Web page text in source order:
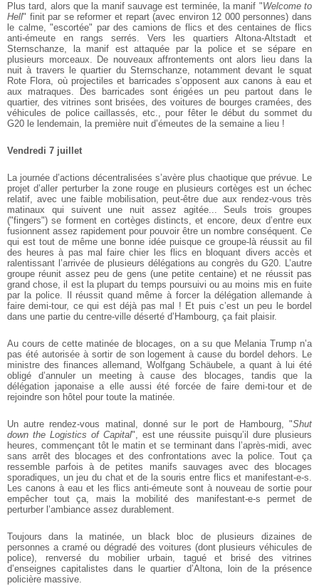
Plus tard, alors que la manif sauvage est terminée, la manif "Welcome to
Hell" finit par se reformer et repart (avec environ 12 000 personnes) dans
le calme, "escortée" par des camions de flics et des centaines de flics
anti-émeute en rangs serrés. Vers les quartiers Altona-Altstadt et
Sternschanze, la manif est attaquée par la police et se sépare en
plusieurs morceaux. De nouveaux affrontements ont alors lieu dans la
nuit à travers le quartier du Sternschanze, notamment devant le squat
Rote Flora, où projectiles et barricades s’opposent aux canons à eau et
aux matraques. Des barricades sont érigées un peu partout dans le
quartier, des vitrines sont brisées, des voitures de bourges cramées, des
véhicules de police caillassés, etc., pour fêter le début du sommet du
G20 le lendemain, la première nuit d’émeutes de la semaine a lieu !
Vendredi 7 juillet
La journée d’actions décentralisées s’avère plus chaotique que prévue. Le
projet d’aller perturber la zone rouge en plusieurs cortèges est un échec
relatif, avec une faible mobilisation, peut-être due aux rendez-vous très
matinaux qui suivent une nuit assez agitée... Seuls trois groupes
("fingers") se forment en cortèges distincts, et encore, deux d’entre eux
fusionnent assez rapidement pour pouvoir être un nombre conséquent. Ce
qui est tout de même une bonne idée puisque ce groupe-là réussit au fil
des heures à pas mal faire chier les flics en bloquant divers accès et
ralentissant l’arrivée de plusieurs délégations au congrès du G20. L’autre
groupe réunit assez peu de gens (une petite centaine) et ne réussit pas
grand chose, il est la plupart du temps poursuivi ou au moins mis en fuite
par la police. Il réussit quand même à forcer la délégation allemande à
faire demi-tour, ce qui est déjà pas mal ! Et puis c’est un peu le bordel
dans une partie du centre-ville déserté d’Hambourg, ça fait plaisir.
Au cours de cette matinée de blocages, on a su que Melania Trump n’a
pas été autorisée à sortir de son logement à cause du bordel dehors. Le
ministre des finances allemand, Wolfgang Schäubele, a quant à lui été
obligé d’annuler un meeting à cause des blocages, tandis que la
délégation japonaise a elle aussi été forcée de faire demi-tour et de
rejoindre son hôtel pour toute la matinée.
Un autre rendez-vous matinal, donné sur le port de Hambourg, "Shut
down the Logistics of Capital", est une réussite puisqu’il dure plusieurs
heures, commençant tôt le matin et se terminant dans l’après-midi, avec
sans arrêt des blocages et des confrontations avec la police. Tout ça
ressemble parfois à de petites manifs sauvages avec des blocages
sporadiques, un jeu du chat et de la souris entre flics et manifestant-e-s.
Les canons à eau et les flics anti-émeute sont à nouveau de sortie pour
empêcher tout ça, mais la mobilité des manifestant-e-s permet de
perturber l’ambiance assez durablement.
Toujours dans la matinée, un black bloc de plusieurs dizaines de
personnes a cramé ou dégradé des voitures (dont plusieurs véhicules de
police), renversé du mobilier urbain, tagué et brisé des vitrines
d’enseignes capitalistes dans le quartier d’Altona, loin de la présence
policière massive.